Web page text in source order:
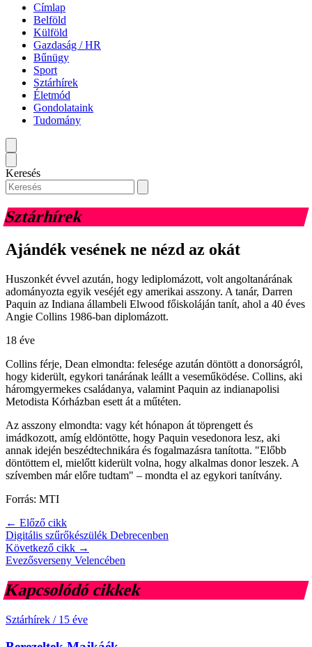
Címlap
Belföld
Külföld
Gazdaság / HR
Bűnügy
Sport
Sztárhírek
Életmód
Gondolataink
Tudomány
Keresés
Sztárhírek
Ajándék vesének ne nézd az okát
Huszonkét évvel azután, hogy lediplomázott, volt angoltanárának
adományozta egyik veséjét egy amerikai asszony. A tanár, Darren
Paquin az Indiana állambeli Elwood főiskoláján tanít, ahol a 40 éves
Angie Collins 1986-ban diplomázott.
18 éve
Collins férje, Dean elmondta: felesége azután döntött a donorságról,
hogy kiderült, egykori tanárának leállt a veseműködése. Collins, aki
háromgyermekes családanya, valamint Paquin az indianapolisi
Metodista Kórházban esett át a műtéten.
Az asszony elmondta: vagy két hónapon át töprengett és
imádkozott, amíg eldöntötte, hogy Paquin vesedonora lesz, aki
annak idején beszédtechnikára és fogalmazásra tanította. "Előbb
döntöttem el, mielőtt kiderült volna, hogy alkalmas donor leszek. A
szívemben már előre tudtam" – mondta el az egykori tanítvány.
Forrás: MTI
← Előző cikk
Digitális szűrőkészülék Debrecenben
Következő cikk →
Evezősverseny Velencében
Kapcsolódó cikkek
Sztárhírek / 15 éve